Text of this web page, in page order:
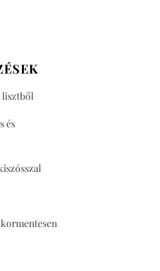
lisztből
és